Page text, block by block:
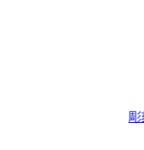
彫